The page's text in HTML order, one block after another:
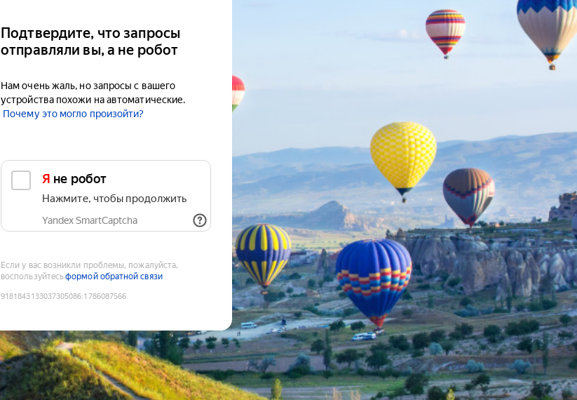
Подтвердите, что запросы
отправляли вы, а не робот
Нам очень жаль, но запросы с вашего
устройства похожи на автоматические.
Почему это могло произойти?
Я не робот
Нажмите, чтобы продолжить
Yandex SmartCaptcha
Если у вас возникли проблемы, пожалуйста,
воспользуйтесьформой обратной связи
9181843133037305086:1786087566